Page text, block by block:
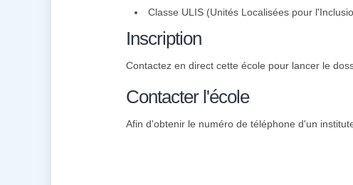
Classe ULIS (Unités Localisées pour
Inscription
Contactez en direct cette école pour lancer le
Contacter l'école
Afin d'obtenir le numéro de téléphone d'un